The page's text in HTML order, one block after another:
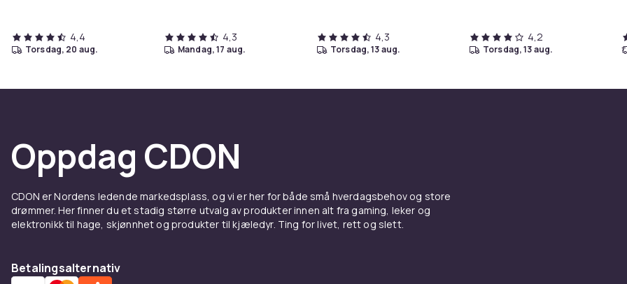
4,4
torsdag, 20 aug.
4,3
mandag, 17 aug.
4,3
torsdag, 13 aug.
4,2
torsdag, 13 aug.
Oppdag CDON
CDON er Nordens ledende markedsplass, og vi er her for både små hverdagsbehov og store
drømmer. Her finner du et stadig større utvalg av produkter innen alt fra gaming, leker og
elektronikk til hage, skjønnhet og produkter til kjæledyr. Ting for livet, rett og slett.
Betalingsalternativ